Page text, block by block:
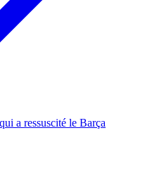
a ressuscité le Barça